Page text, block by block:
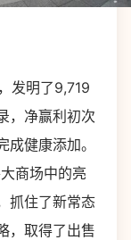
发明了9,719
，净赢利初次
健康添加。
商场中的亮
抓住了新常态
，取得了出售